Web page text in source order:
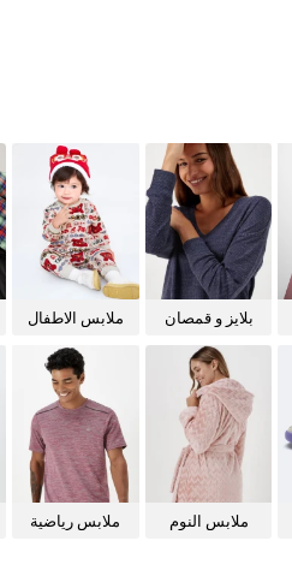
بلايز و قمصان
ملابس الاطفال
ملابس النوم
ملابس رياضية